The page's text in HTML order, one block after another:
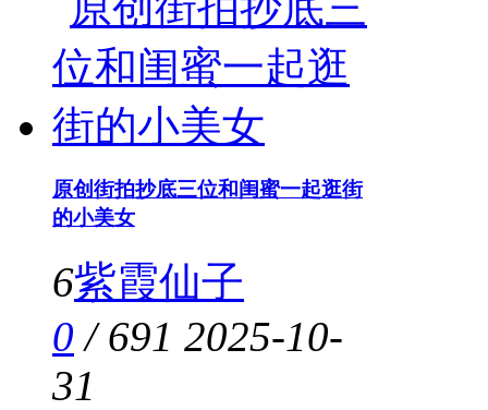
原创街拍抄底三位和闺蜜一起逛街
的小美女
6紫霞仙子
0 /691 2025-10-
31